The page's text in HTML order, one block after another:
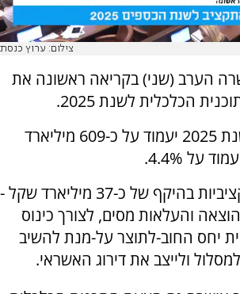
צילום: ערוץ כנסת
הערב (שני) בקריאה ראשונה את
הכלכלית לשנת 2025.
תקציב המדינה לשנת 2025 יעמוד על כ-609 מיליארד
על 4.4%.
אושרו התאמות תקציביות בהיקף של כ-37 מיליארד שקל -
והעלאות מסים, לצורך כינוס
יחס החוב-לתוצר על-מנת להשיב
ולייצב את דירוג האשראי.